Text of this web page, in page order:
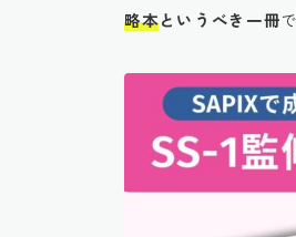
略本というべき一冊